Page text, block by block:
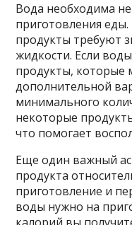
Вода необходима
приготовления
продукты требуют
жидкости. Если
продукты, которые
дополнительной
минимального
некоторые
что помогает
Еще один важный
продукта
приготовление и
воды нужно на